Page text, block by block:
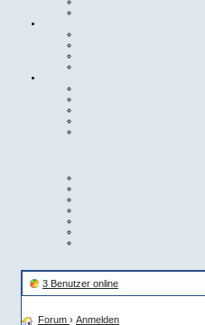
3 Benutzer online
Forum › Anmelden